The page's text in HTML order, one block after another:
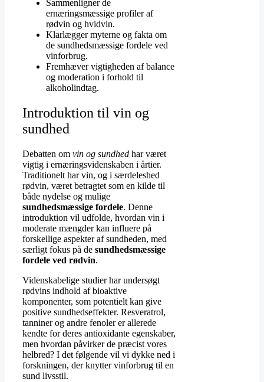
Sammenligner de
ernæringsmæssige profiler af
rødvin og hvidvin.
Klarlægger myterne og fakta om
de sundhedsmæssige fordele ved
vinforbrug.
Fremhæver vigtigheden af balance
og moderation i forhold til
alkoholindtag.
Introduktion til vin og
sundhed
Debatten om vin og sundhed har været
vigtig i ernæringsvidenskaben i årtier.
Traditionelt har vin, og i særdeleshed
rødvin, været betragtet som en kilde til
både nydelse og mulige
sundhedsmæssige fordele. Denne
introduktion vil udfolde, hvordan vin i
moderate mængder kan influere på
forskellige aspekter af sundheden, med
særligt fokus på de sundhedsmæssige
fordele ved rødvin.
Videnskabelige studier har undersøgt
rødvins indhold af bioaktive
komponenter, som potentielt kan give
positive sundhedseffekter. Resveratrol,
tanniner og andre fenoler er allerede
kendte for deres antioxidante egenskaber,
men hvordan påvirker de præcist vores
helbred? I det følgende vil vi dykke ned i
forskningen, der knytter vinforbrug til en
sund livsstil.